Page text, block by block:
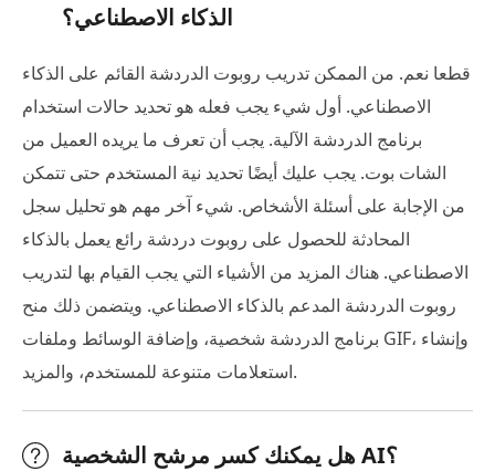
الذكاء الاصطناعي؟
قطعا نعم. من الممكن تدريب روبوت الدردشة القائم على الذكاء
الاصطناعي. أول شيء يجب فعله هو تحديد حالات استخدام
برنامج الدردشة الآلية. يجب أن تعرف ما يريده العميل من
الشات بوت. يجب عليك أيضًا تحديد نية المستخدم حتى تتمكن
من الإجابة على أسئلة الأشخاص. شيء آخر مهم هو تحليل سجل
المحادثة للحصول على روبوت دردشة رائع يعمل بالذكاء
الاصطناعي. هناك المزيد من الأشياء التي يجب القيام بها لتدريب
روبوت الدردشة المدعم بالذكاء الاصطناعي. ويتضمن ذلك منح
برنامج الدردشة شخصية، وإضافة الوسائط وملفات GIF، وإنشاء
استعلامات متنوعة للمستخدم، والمزيد.
هل يمكنك كسر مرشح الشخصية AI؟